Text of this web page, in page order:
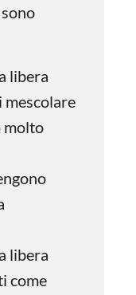
libera
mescolare
molto
libera
come